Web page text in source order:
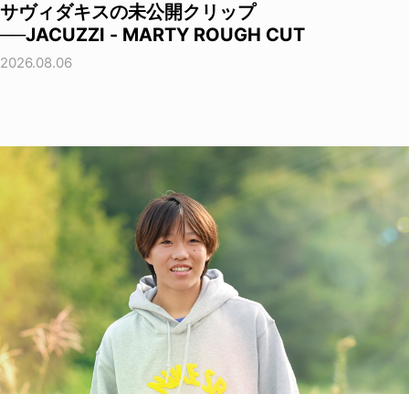
サヴィダキスの未公開クリップ
──JACUZZI - MARTY ROUGH CUT
2026.08.06